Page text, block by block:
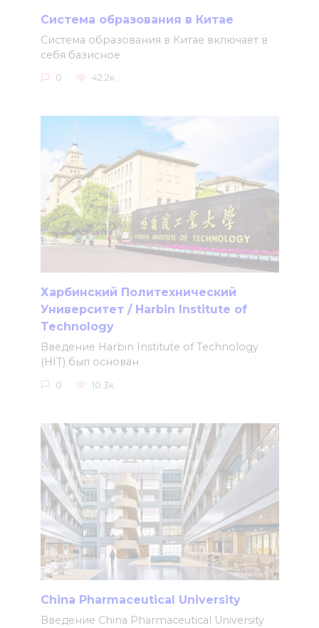
Система образования в Китае
Система образования в Китае включает в
себя базисное
0 42.2к.
Харбинский Политехнический
Университет / Harbin Institute of
Technology
Введение Harbin Institute of Technology
(HIT) был основан
0 10.3к.
China Pharmaceutical University
Введение China Pharmaceutical University